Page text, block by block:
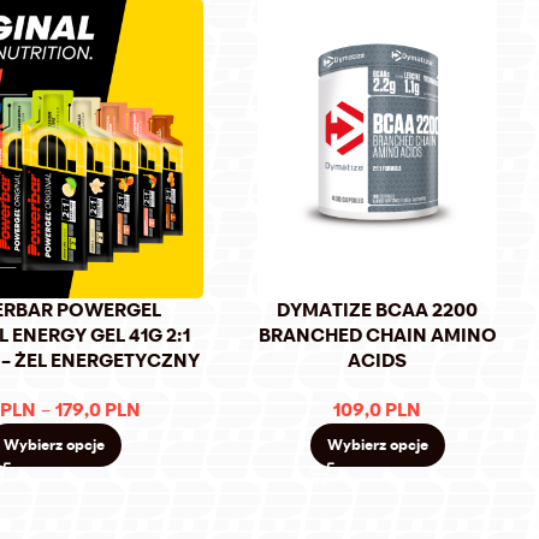
POWERGEL
ENERGY GEL 41G 2:1
ŻEL ENERGETYCZNY
PLN – 179,0 PLN
Wybierz opcje
DYMATIZE BCAA 2200
BRANCHED CHAIN AMINO
ACIDS
109,0 PLN
Wybierz opcje